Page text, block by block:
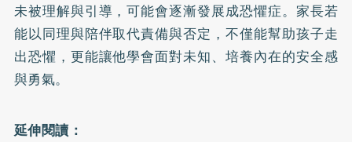
未被理解與引導，可能會逐漸發展成恐懼症。家長若
能以同理與陪伴取代責備與否定，不僅能幫助孩子走
出恐懼，更能讓他學會面對未知、培養內在的安全感
與勇氣。
延伸閱讀：